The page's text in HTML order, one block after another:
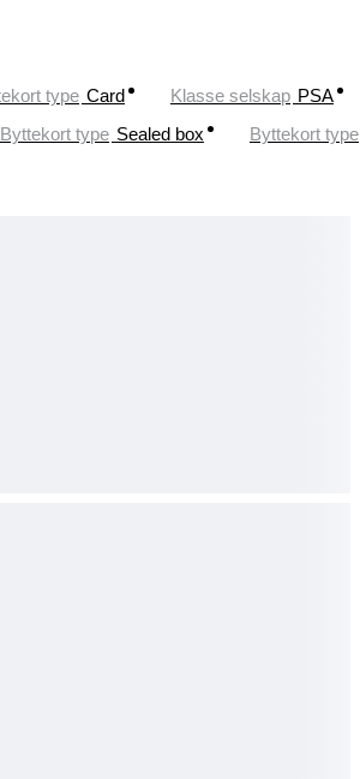
type Card Klasse selskap PSA
Byttekort type Sealed box Byttekort type